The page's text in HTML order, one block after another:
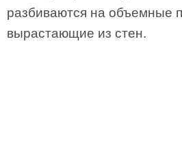
разбиваются на объемные
вырастающие из стен.